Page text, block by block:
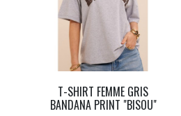
T-SHIRT FEMME GRIS
BANDANA PRINT "BISOU"